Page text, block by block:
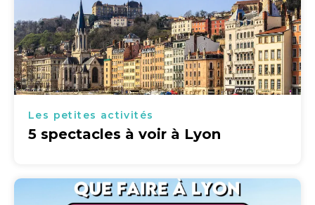
Les petites activités
5 spectacles à voir à Lyon